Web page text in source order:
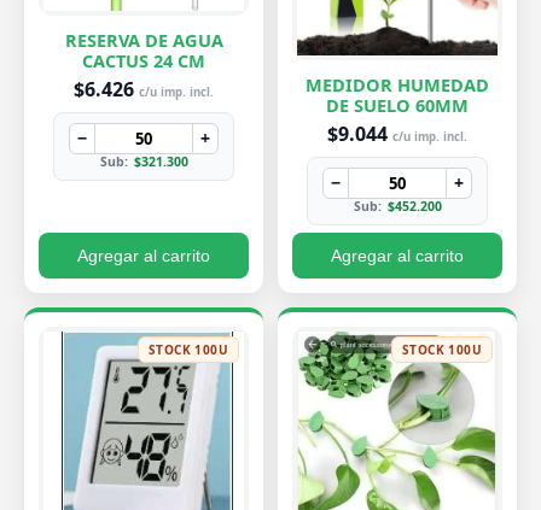
RESERVA DE AGUA
CACTUS 24 CM
$6.426 c/u imp. incl.
− +
Sub: $321.300
Agregar al carrito
MEDIDOR HUMEDAD
DE SUELO 60MM
$9.044 c/u imp. incl.
− +
Sub: $452.200
Agregar al carrito
STOCK 100U STOCK 100U